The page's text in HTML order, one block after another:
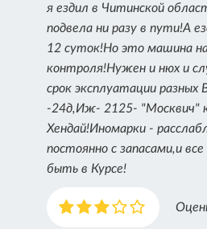
я ездил в Читинской
подвела ни разу в пути!А
12 суток!Но это машина
контроля!Нужен и нюх и
срок эксплуатации разных
-24д,Иж- 2125- "Москвич"
Хендай!Иномарки -
постоянно с запасами,и
быть в Курсе!